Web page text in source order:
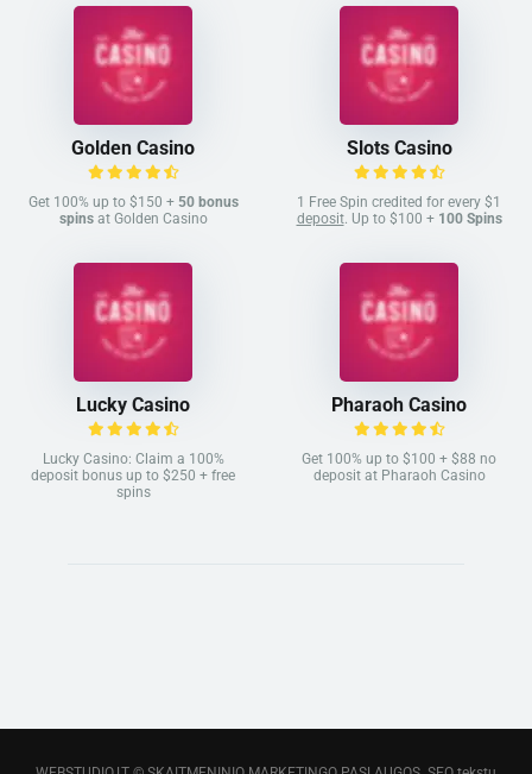
Golden Casino
Get 100% up to $150 + 50 bonus
spinsat Golden Casino
Slots Casino
1 Free Spin credited for every $1
deposit. Up to $100 + 100 Spins
Lucky Casino
Lucky Casino: Claim a 100%
deposit bonus up to $250 + free
spins
Pharaoh Casino
Get 100% up to $100 + $88 no
deposit at Pharaoh Casino